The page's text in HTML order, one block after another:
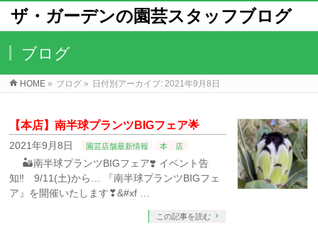
ザ・ガーデンの園芸スタッフブログ
ブログ
HOME » ブログ » 日付別アーカイブ: 2021年9月8日
【本店】南半球プランツBIGフェア🌟
2021年9月8日 園芸店舗最新情報 本 店
🏜南半球プランツBIGフェア❣️ イベント告
知‼️ 9/11(土)から… 『南半球プランツBIGフェ
ア』を開催いたします❣&#xf …
この記事を読む